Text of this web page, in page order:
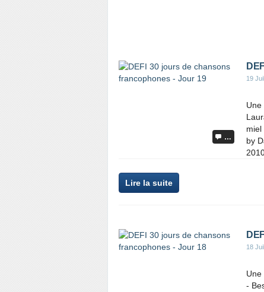
…
19
Une
miel
by
Lire la suite
18
Une
-